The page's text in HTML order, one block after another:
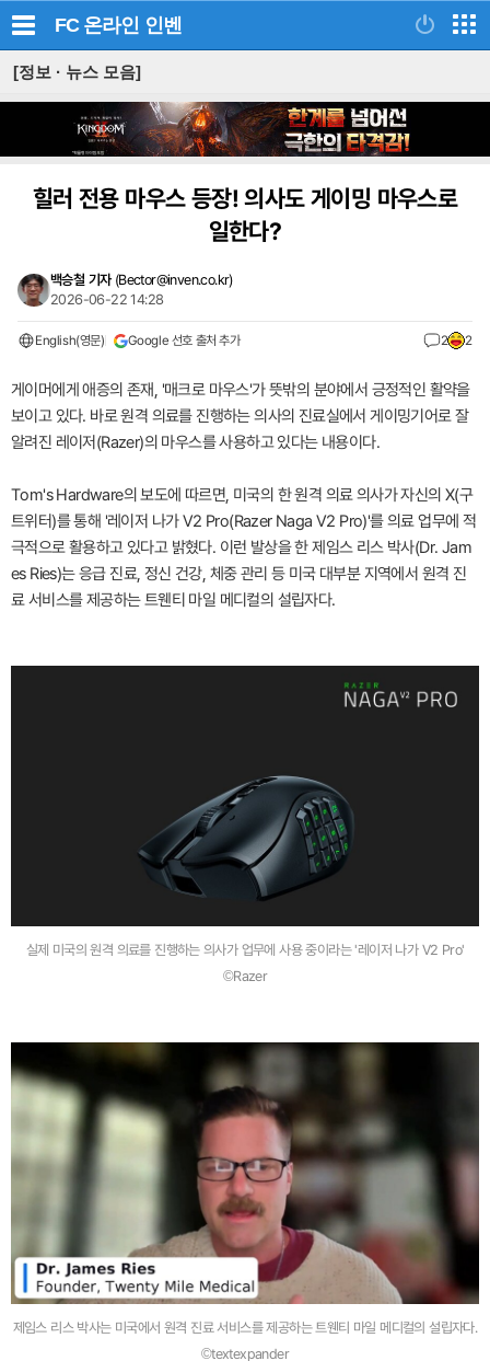
FC 온라인 인벤
[정보 · 뉴스 모음]
힐러 전용 마우스 등장! 의사도 게이밍 마우스로
일한다?
백승철 기자 (Bector@inven.co.kr)
2026-06-22 14:28
English(영문) Google 선호 출처 추가 2 2
게이머에게 애증의 존재, '매크로 마우스'가 뜻밖의 분야에서 긍정적인 활약을
보이고 있다. 바로 원격 의료를 진행하는 의사의 진료실에서 게이밍기어로 잘
알려진 레이저(Razer)의 마우스를 사용하고 있다는 내용이다.
Tom's Hardware의 보도에 따르면, 미국의 한 원격 의료 의사가 자신의 X(구
트위터)를 통해 '레이저 나가 V2 Pro(Razer Naga V2 Pro)'를 의료 업무에 적
극적으로 활용하고 있다고 밝혔다. 이런 발상을 한 제임스 리스 박사(Dr. Jam
es Ries)는 응급 진료, 정신 건강, 체중 관리 등 미국 대부분 지역에서 원격 진
료 서비스를 제공하는 트웬티 마일 메디컬의 설립자다.
실제 미국의 원격 의료를 진행하는 의사가 업무에 사용 중이라는 '레이저 나가 V2 Pro'
©Razer
제임스 리스 박사는 미국에서 원격 진료 서비스를 제공하는 트웬티 마일 메디컬의 설립자다.
©textexpander